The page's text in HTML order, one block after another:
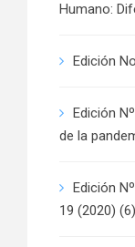
Humano:
Edición
Edición
de la
Edición
19 (2020) (6)